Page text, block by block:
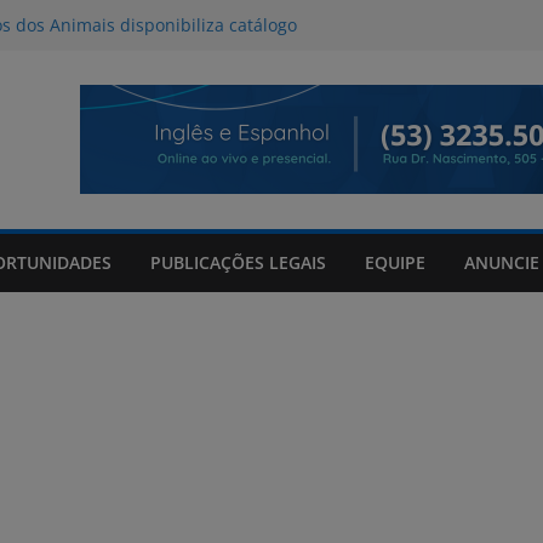
dos Animais disponibiliza catálogo
entre quinta e sexta-feira
Tributo a Raul Seixas no Praça
mateada e shows no Praça Shopping
06/08/2026
PUBLICAÇÕES LEGAIS EQUIPE ANUNCIE